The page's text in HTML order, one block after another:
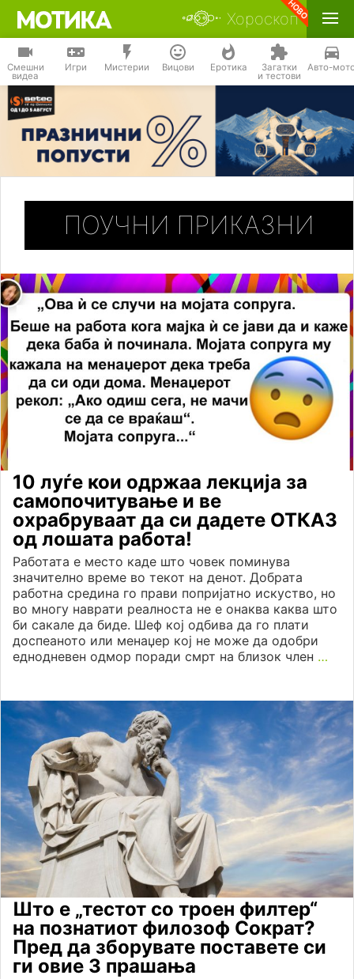
Хороскоп
Смешни
видеа
Игри Мистерии Вицови Еротика Загатки
и тестови
Авто-
ПОУЧНИ ПРИКАЗНИ
10 луѓе кои одржаа лекција за
самопочитување и ве
охрабруваат да си дадете ОТКАЗ
од лошата работа!
Работата е место каде што човек поминува
значително време во текот на денот. Добрата
работна средина го прави попријатно искуство, но
во многу наврати реалноста не е онаква каква што
би сакале да биде. Шеф кој одбива да го плати
доспеаното или менаџер кој не може да одобри
еднодневен одмор поради смрт на близок член …
Што е „тестот со троен филтер“
на познатиот филозоф Сократ?
Пред да зборувате поставете си
ги овие 3 прашања